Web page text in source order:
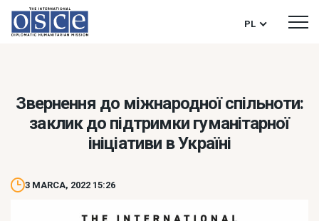
PL
Звернення до міжнародної спільноти:
заклик до підтримки гуманітарної
ініціативи в Україні
3 MARCA, 2022 15:26